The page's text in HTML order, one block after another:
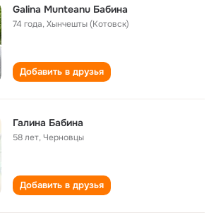
Galina Munteanu Бабина
74 года,Хынчешты (Котовск)
Добавить в друзья
Галина Бабина
58 лет,Черновцы
Добавить в друзья